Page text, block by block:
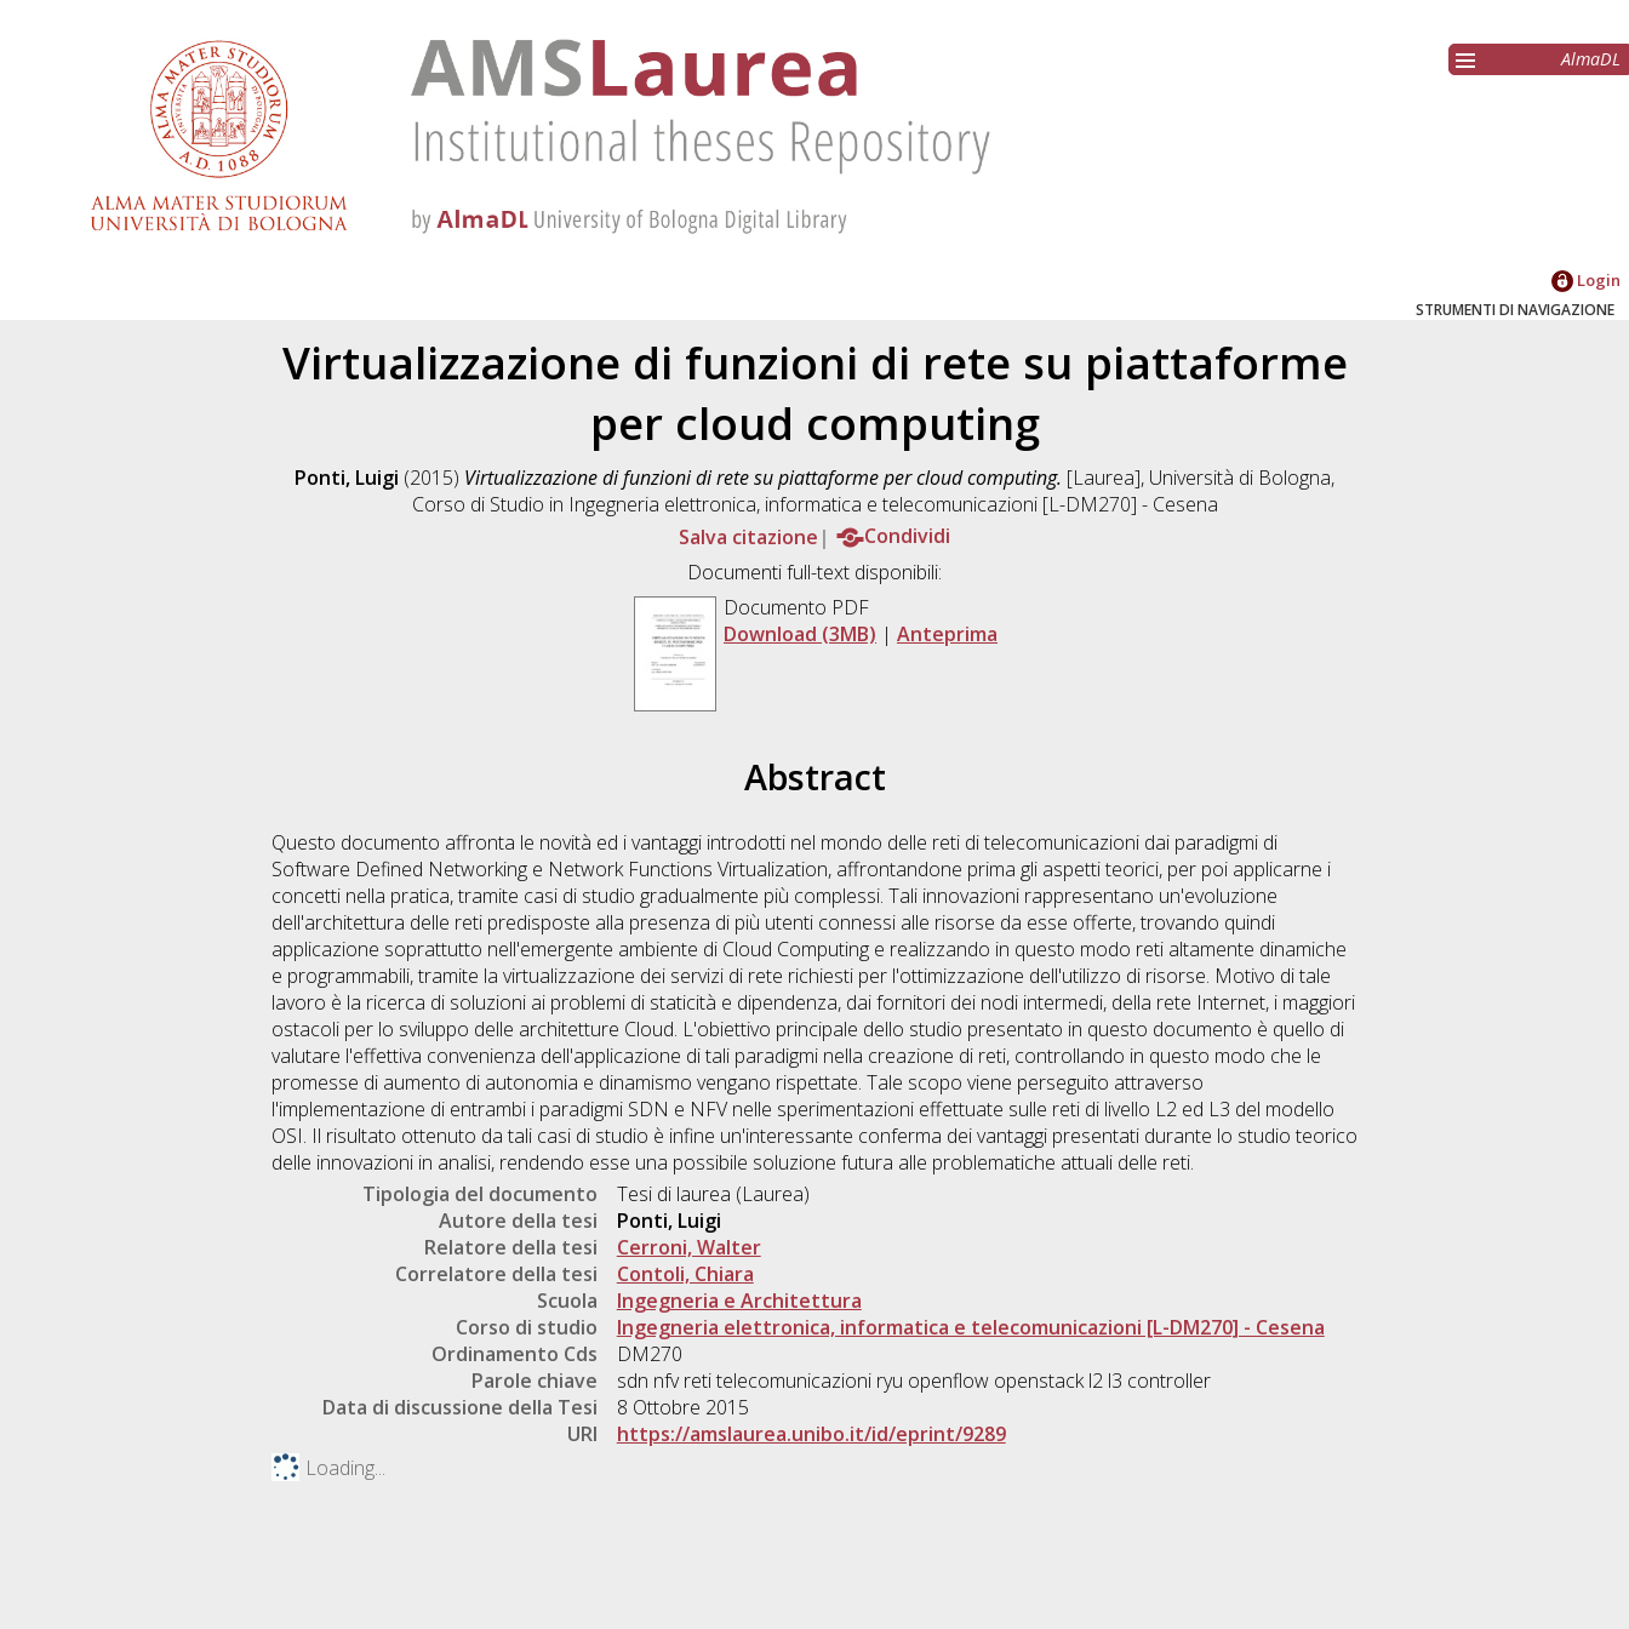
AlmaDL
Login
STRUMENTI DI NAVIGAZIONE
Virtualizzazione di funzioni di rete su piattaforme
per cloud computing
Ponti, Luigi (2015) Virtualizzazione di funzioni di rete su piattaforme per cloud computing. [Laurea], Università di Bologna,
Corso di Studio in Ingegneria elettronica, informatica e telecomunicazioni [L-DM270] - Cesena
Salva citazione
Condividi
Documenti full-text disponibili:
Documento PDF
Download (3MB) | Anteprima
Abstract
Questo documento affronta le novità ed i vantaggi introdotti nel mondo delle reti di telecomunicazioni dai paradigmi di
Software Defined Networking e Network Functions Virtualization, affrontandone prima gli aspetti teorici, per poi applicarne i
concetti nella pratica, tramite casi di studio gradualmente più complessi. Tali innovazioni rappresentano un'evoluzione
dell'architettura delle reti predisposte alla presenza di più utenti connessi alle risorse da esse offerte, trovando quindi
applicazione soprattutto nell'emergente ambiente di Cloud Computing e realizzando in questo modo reti altamente dinamiche
e programmabili, tramite la virtualizzazione dei servizi di rete richiesti per l'ottimizzazione dell'utilizzo di risorse. Motivo di tale
lavoro è la ricerca di soluzioni ai problemi di staticità e dipendenza, dai fornitori dei nodi intermedi, della rete Internet, i maggiori
ostacoli per lo sviluppo delle architetture Cloud. L'obiettivo principale dello studio presentato in questo documento è quello di
valutare l'effettiva convenienza dell'applicazione di tali paradigmi nella creazione di reti, controllando in questo modo che le
promesse di aumento di autonomia e dinamismo vengano rispettate. Tale scopo viene perseguito attraverso
l'implementazione di entrambi i paradigmi SDN e NFV nelle sperimentazioni effettuate sulle reti di livello L2 ed L3 del modello
OSI. Il risultato ottenuto da tali casi di studio è infine un'interessante conferma dei vantaggi presentati durante lo studio teorico
delle innovazioni in analisi, rendendo esse una possibile soluzione futura alle problematiche attuali delle reti.
Tipologia del documento
Tesi di laurea (Laurea)
Autore della tesi
Ponti, Luigi
Relatore della tesi
Cerroni, Walter
Correlatore della tesi
Contoli, Chiara
Scuola
Ingegneria e Architettura
Corso di studio
Ingegneria elettronica, informatica e telecomunicazioni [L-DM270] - Cesena
Ordinamento Cds
DM270
Parole chiave
sdn nfv reti telecomunicazioni ryu openflow openstack l2 l3 controller
Data di discussione della Tesi
8 Ottobre 2015
URI
https://amslaurea.unibo.it/id/eprint/9289
Loading...